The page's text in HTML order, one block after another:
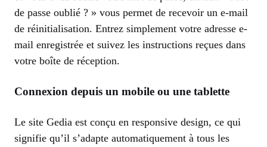
de passe oublié ? » vous permet de recevoir un e-mail
de réinitialisation. Entrez simplement votre adresse e-
mail enregistrée et suivez les instructions reçues dans
votre boîte de réception.
Connexion depuis un mobile ou une tablette
Le site Gedia est conçu en responsive design, ce qui
signifie qu’il s’adapte automatiquement à tous les